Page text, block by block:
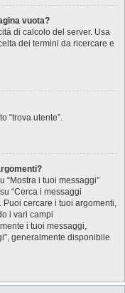
vuota?
di calcolo del server. Usa
dei termini da ricercare e
“trova utente”.
“Mostra i tuoi messaggi”
“Cerca i messaggi
Puoi cercare i tuoi argomenti,
i vari campi
i tuoi messaggi,
generalmente disponibile